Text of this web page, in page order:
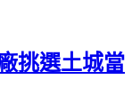
挑選土城當